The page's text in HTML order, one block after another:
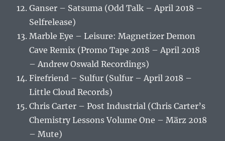
Ganser – Satsuma (Odd Talk – April 2018 –
Selfrelease)
Marble Eye – Leisure: Magnetizer Demon
Cave Remix (Promo Tape 2018 – April 2018
– Andrew Oswald Recordings)
Firefriend – Sulfur (Sulfur – April 2018 –
Little Cloud Records)
Chris Carter – Post Industrial (Chris Carter’s
Chemistry Lessons Volume One – März 2018
– Mute)